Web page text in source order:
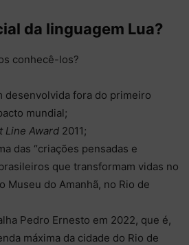
da linguagem Lua?
conhecê-los?
desenvolvida fora do primeiro
mundial;
Line Award 2011;
das “criações pensadas e
que transformam vidas no
Museu do Amanhã, no Rio de
Pedro Ernesto em 2022, que é,
máxima da cidade do Rio de